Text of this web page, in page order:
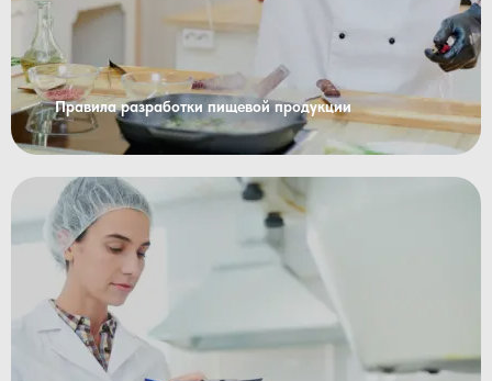
Правила разработки пищевой продукции